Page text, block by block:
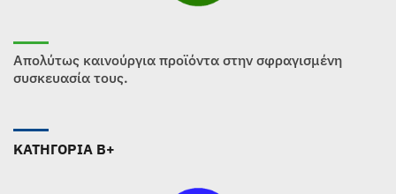
Απολύτως καινούργια προϊόντα στην σφραγισμένη
συσκευασία τους.
ΚΑΤΗΓΟΡΙΑ B+